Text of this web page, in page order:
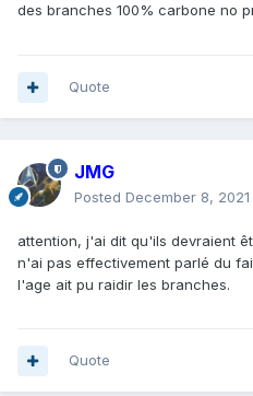
des branches 100% carbone no
Quote
JMG
Posted December 8, 2021
attention, j'ai dit qu'ils devraient
n'ai pas effectivement parlé du
l'age ait pu raidir les branches.
Quote